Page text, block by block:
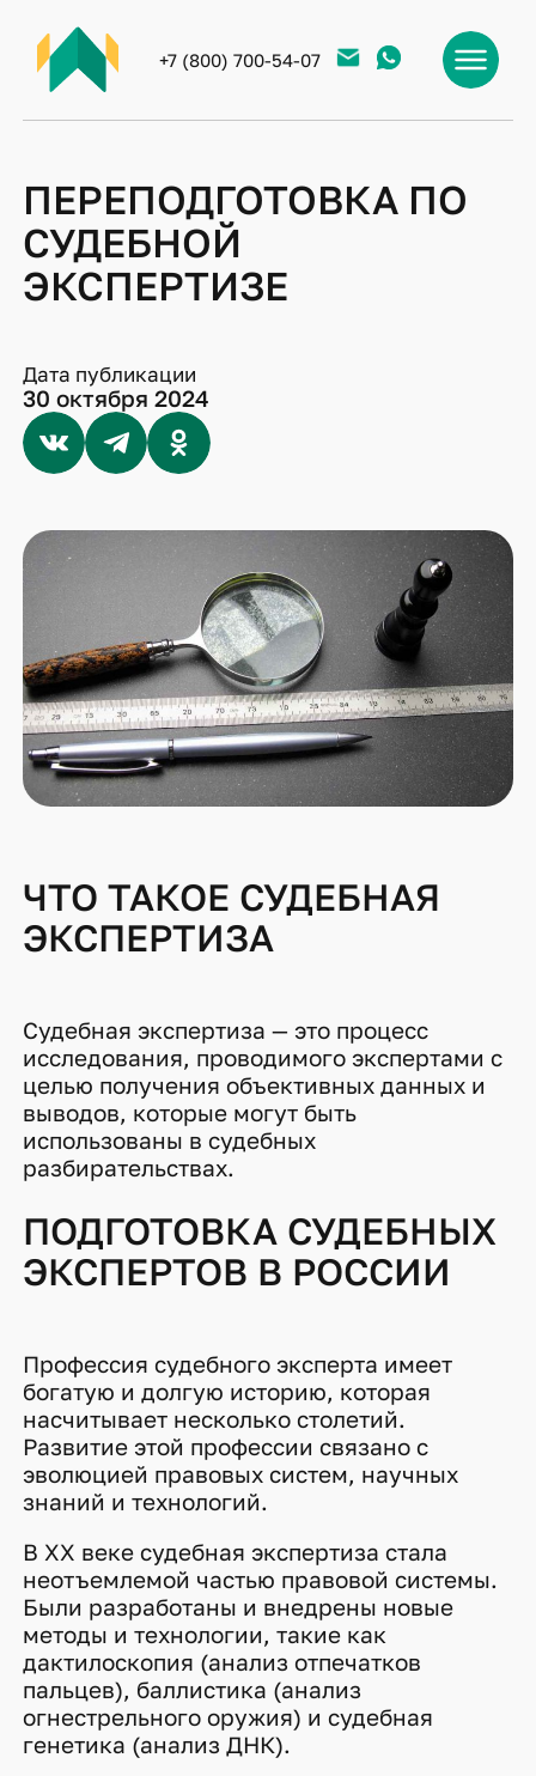
+7 (800) 700-54-07
ПЕРЕПОДГОТОВКА ПО
СУДЕБНОЙ
ЭКСПЕРТИЗЕ
Дата публикации
30 октября 2024
ЧТО ТАКОЕ СУДЕБНАЯ
ЭКСПЕРТИЗА
Судебная экспертиза — это процесс
исследования, проводимого экспертами с
целью получения объективных данных и
выводов, которые могут быть
использованы в судебных
разбирательствах.
ПОДГОТОВКА СУДЕБНЫХ
ЭКСПЕРТОВ В РОССИИ
Профессия судебного эксперта имеет
богатую и долгую историю, которая
насчитывает несколько столетий.
Развитие этой профессии связано с
эволюцией правовых систем, научных
знаний и технологий.
В XX веке судебная экспертиза стала
неотъемлемой частью правовой системы.
Были разработаны и внедрены новые
методы и технологии, такие как
дактилоскопия (анализ отпечатков
пальцев), баллистика (анализ
огнестрельного оружия) и судебная
генетика (анализ ДНК).